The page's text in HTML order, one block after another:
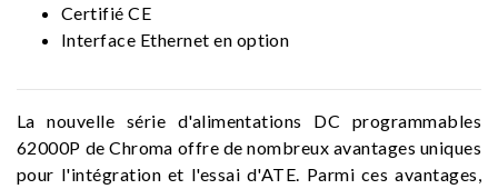
Certifié CE
Interface Ethernet en option
La nouvelle série d'alimentations DC programmables
62000P de Chroma offre de nombreux avantages uniques
pour l'intégration et l'essai d'ATE. Parmi ces avantages,